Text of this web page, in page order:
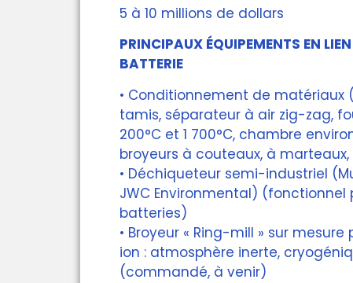
5 à 10 millions de dollars
PRINCIPAUX ÉQUIPEMENTS EN
BATTERIE
• Conditionnement de matériaux
tamis, séparateur à air zig-zag,
200°C et 1 700°C, chambre
broyeurs à couteaux, à
• Déchiqueteur semi-industriel
JWC Environmental) (fonctionnel
batteries)
• Broyeur « Ring-mill » sur
ion : atmosphère inerte,
(commandé, à venir)